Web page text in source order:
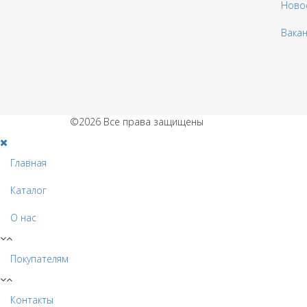
©2026 Все права защищены
Главная
Каталог
О нас
Покупателям
Контакты